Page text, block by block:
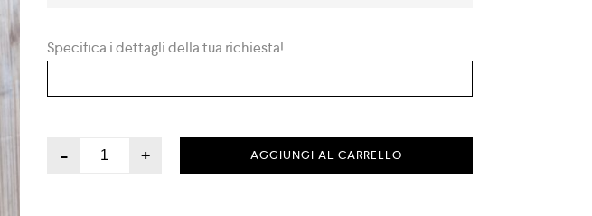
Specifica i dettagli della tua richiesta!
- + AGGIUNGI AL CARRELLO